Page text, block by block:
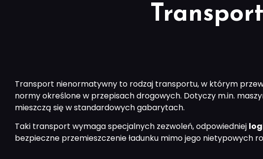
Transport nienormatywny to rodzaj transportu, w którym
normy określone w przepisach drogowych. Dotyczy m.in.
mieszczą się w standardowych gabarytach.
Taki transport wymaga specjalnych zezwoleń, odpowiedniej
bezpieczne przemieszczenie ładunku mimo jego nietypowych